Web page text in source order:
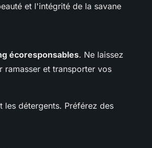
et l'intégrité de la savane
écoresponsables. Ne laissez
ramasser et transporter vos
les détergents. Préférez des